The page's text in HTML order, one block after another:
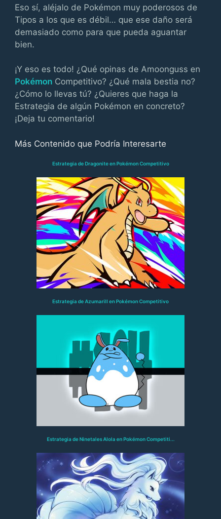
Eso sí, aléjalo de Pokémon muy poderosos de
Tipos a los que es débil… que ese daño será
demasiado como para que pueda aguantar
bien.
¡Y eso es todo! ¿Qué opinas de Amoonguss en
Pokémon Competitivo? ¿Qué mala bestia no?
¿Cómo lo llevas tú? ¿Quieres que haga la
Estrategia de algún Pokémon en concreto?
¡Deja tu comentario!
Más Contenido que Podría Interesarte
Estrategia de Dragonite en Pokémon Competitivo
Estrategia de Azumarill en Pokémon Competitivo
Estrategia de Ninetales Alola en Pokémon Competiti...